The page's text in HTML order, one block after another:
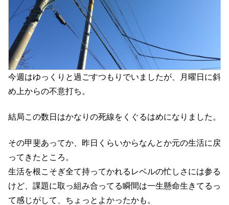
今週はゆっくりと過ごすつもりでいましたが、月曜日に斜
め上からの不意打ち。
結局この数日はかなりの死線をくぐるはめになりました。
その甲斐あってか、昨日くらいからなんとか元の生活に戻
ってきたところ。
生活を根こそぎ全て持ってかれるレベルの忙しさには参る
けど、課題に取っ組み合ってる瞬間は一生懸命生きてるっ
て感じがして、ちょっとよかったかも。